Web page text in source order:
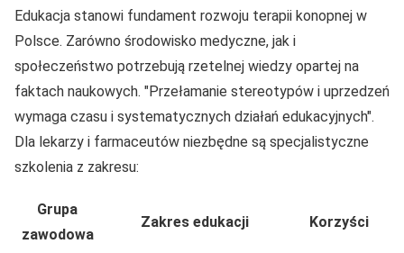
Edukacja stanowi fundament rozwoju terapii konopnej w
Polsce. Zarówno środowisko medyczne, jak i
społeczeństwo potrzebują rzetelnej wiedzy opartej na
faktach naukowych. Przełamanie stereotypów i uprzedzeń
wymaga czasu i systematycznych działań edukacyjnych .
Dla lekarzy i farmaceutów niezbędne są specjalistyczne
szkolenia z zakresu:
Grupa
zawodowa
Zakres edukacji Korzyści